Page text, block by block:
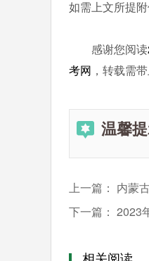
如需上文所提
感谢您阅读
考网 ，转载需
温馨提
上一篇： 内蒙
下一篇： 2023